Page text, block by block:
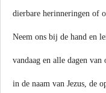
dierbare herinneringen of
Neem ons bij de hand en
vandaag en alle dagen van
in de naam van Jezus, de